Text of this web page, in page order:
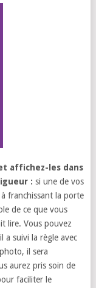
affichez-les dans
: si une de vos
franchissant la porte
de ce que vous
lire. Vous pouvez
a suivi la règle avec
il sera
aurez pris soin de
faciliter le